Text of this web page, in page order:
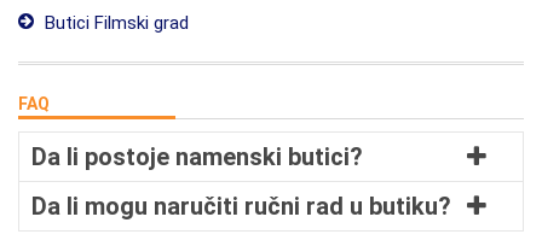
Butici Filmski grad
FAQ
Da li postoje namenski butici?
Da li mogu naručiti ručni rad u butiku?